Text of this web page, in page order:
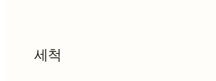
세척